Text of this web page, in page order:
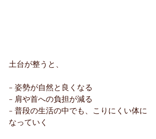
土台が整うと、
- 姿勢が自然と良くなる
- 肩や首への負担が減る
- 普段の生活の中でも、こりにくい体に
なっていく